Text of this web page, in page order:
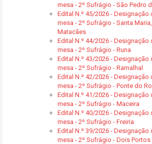
mesa - 2º Sufrágio - São Pedro
Edital N.º 45/2026 -
mesa - 2º Sufrágio - Santa
Matacães
Edital N.º 44/2026 -
mesa - 2º Sufrágio - Runa
Edital N.º 43/2026 -
mesa - 2º Sufrágio - Ramalhal
Edital N.º 42/2026 -
mesa - 2º Sufrágio - Ponte do Rol
Edital N.º 41/2026 -
mesa - 2º Sufrágio - Maceira
Edital N.º 40/2026 -
mesa - 2º Sufrágio - Freiria
Edital N.º 39/2026 -
mesa - 2º Sufrágio - Dois Portos